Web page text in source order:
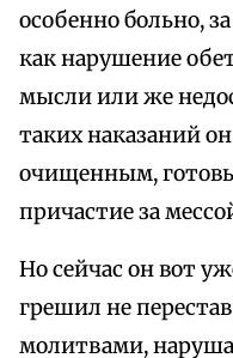
особенно больно,
как нарушение
мысли или же
таких наказаний
очищенным,
причастие за
Но сейчас он вот
грешил не
молитвами,